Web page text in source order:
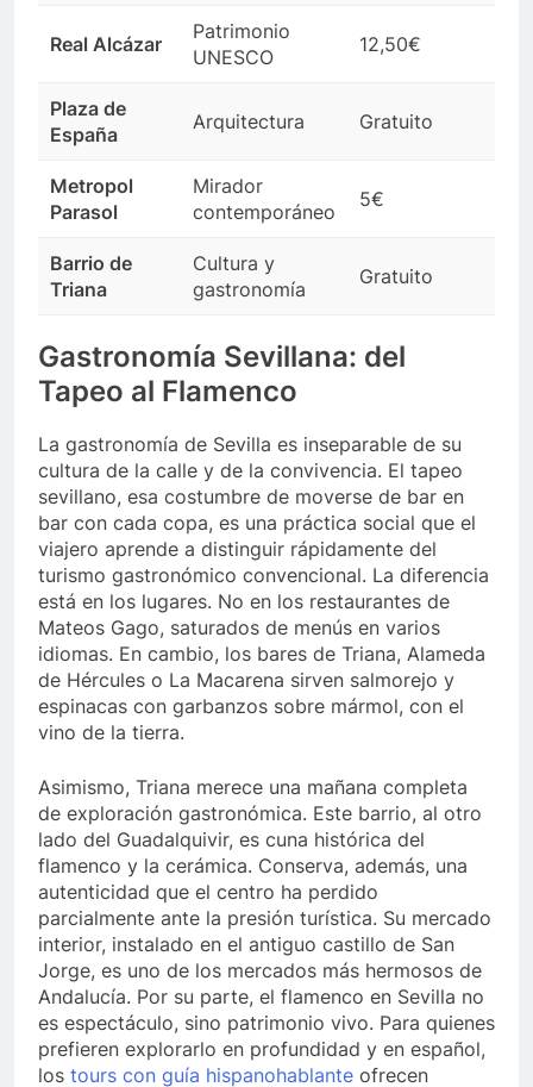
Real Alcázar
Patrimonio
UNESCO
12,50€
Plaza de
España
Arquitectura Gratuito
Metropol
Parasol
Mirador
contemporáneo
5€
Barrio de
Triana
Cultura y
gastronomía
Gratuito
Gastronomía Sevillana: del
Tapeo al Flamenco
La gastronomía de Sevilla es inseparable de su
cultura de la calle y de la convivencia. El tapeo
sevillano, esa costumbre de moverse de bar en
bar con cada copa, es una práctica social que el
viajero aprende a distinguir rápidamente del
turismo gastronómico convencional. La diferencia
está en los lugares. No en los restaurantes de
Mateos Gago, saturados de menús en varios
idiomas. En cambio, los bares de Triana, Alameda
de Hércules o La Macarena sirven salmorejo y
espinacas con garbanzos sobre mármol, con el
vino de la tierra.
Asimismo, Triana merece una mañana completa
de exploración gastronómica. Este barrio, al otro
lado del Guadalquivir, es cuna histórica del
flamenco y la cerámica. Conserva, además, una
autenticidad que el centro ha perdido
parcialmente ante la presión turística. Su mercado
interior, instalado en el antiguo castillo de San
Jorge, es uno de los mercados más hermosos de
Andalucía. Por su parte, el flamenco en Sevilla no
es espectáculo, sino patrimonio vivo. Para quienes
prefieren explorarlo en profundidad y en español,
los tours con guía hispanohablante ofrecen